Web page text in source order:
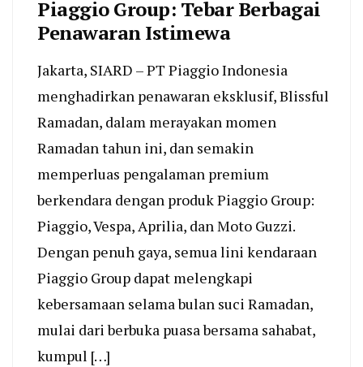
Piaggio Group: Tebar Berbagai
Penawaran Istimewa
Jakarta, SIARD – PT Piaggio Indonesia
menghadirkan penawaran eksklusif, Blissful
Ramadan, dalam merayakan momen
Ramadan tahun ini, dan semakin
memperluas pengalaman premium
berkendara dengan produk Piaggio Group:
Piaggio, Vespa, Aprilia, dan Moto Guzzi.
Dengan penuh gaya, semua lini kendaraan
Piaggio Group dapat melengkapi
kebersamaan selama bulan suci Ramadan,
mulai dari berbuka puasa bersama sahabat,
kumpul […]